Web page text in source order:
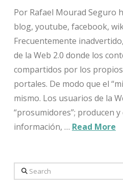
Por Rafael Mourad Seguro
blog, youtube, facebook,
Frecuentemente
de la Web 2.0 donde los
compartidos por los
portales. De modo que el
mismo. Los usuarios de la
“prosumidores”; producen
información, … Read More
Search